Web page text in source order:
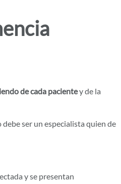
de cada pacientey de la
debe ser un especialista quien de
y se presentan